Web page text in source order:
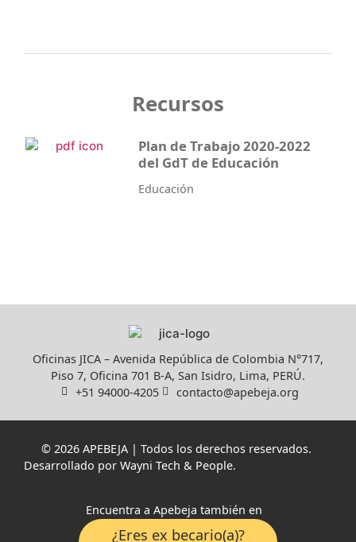
¿Eres ex becario(a)?
Recursos
Plan de Trabajo 2020-2022
del GdT de Educación
Educación
Oficinas JICA – Avenida República de Colombia N°717,
Piso 7, Oficina 701 B-A, San Isidro, Lima, PERÚ.
+51 94000-4205
contacto@apebeja.org
© 2026 APEBEJA | Todos los derechos reservados.
Desarrollado por Wayni Tech & People.
Encuentra a Apebeja también en